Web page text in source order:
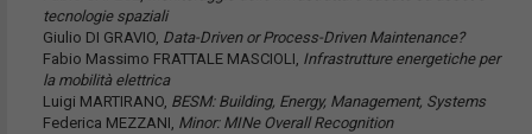
tecnologie spaziali
Giulio DI GRAVIO, Data-Driven or Process-Driven Maintenance?
Fabio Massimo FRATTALE MASCIOLI, Infrastrutture energetiche per
la mobilità elettrica
Luigi MARTIRANO, BESM: Building, Energy, Management, Systems
Federica MEZZANI, Minor: MINe Overall Recognition